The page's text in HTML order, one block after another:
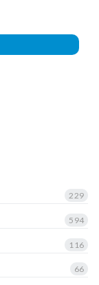
229
594
116
66